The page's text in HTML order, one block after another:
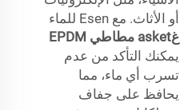
أو الأثاث. مع Esen للماء
غasket مطاطي EPDM
يمكنك التأكد من عدم
تسرب أي ماء، مما
يحافظ على جفاف